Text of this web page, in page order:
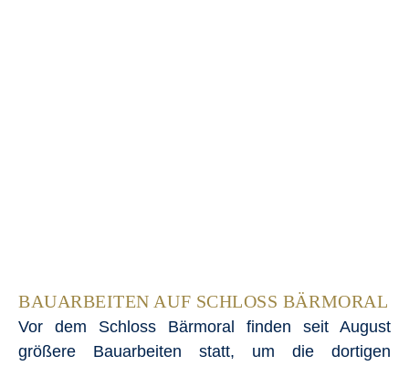
BAUARBEITEN AUF SCHLOSS BÄRMORAL
Vor dem Schloss Bärmoral finden seit August
größere Bauarbeiten statt, um die dortigen